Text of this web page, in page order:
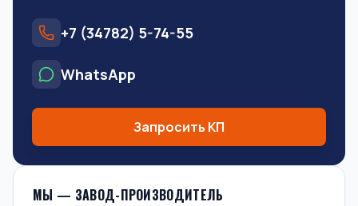
+7 (34782) 5-74-55
WhatsApp
Запросить КП
МЫ — ЗАВОД-ПРОИЗВОДИТЕЛЬ